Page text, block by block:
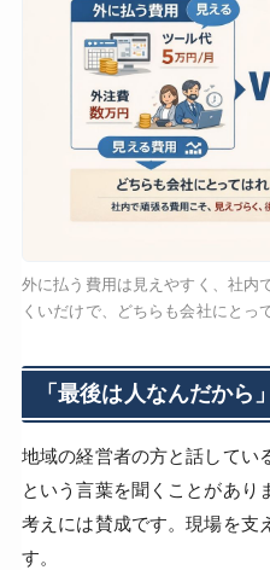
外に払う費用は見えやすく、社内
くいだけで、どちらも会社にとっ
「最後は人なんだか
地域の経営者の方と話してい
という言葉を聞くことがあり
考えには賛成です。現場を支
す。